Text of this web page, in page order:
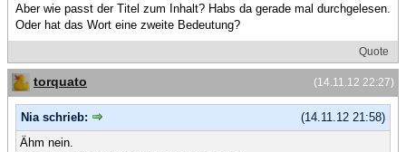
Aber wie passt der Titel zum Inhalt? Habs da gerade mal durchgelesen.
Oder hat das Wort eine zweite Bedeutung?
Quote
(14.11.12 22:27)
torquato
(14.11.12 21:58)
Nia schrieb:
Ähm nein.